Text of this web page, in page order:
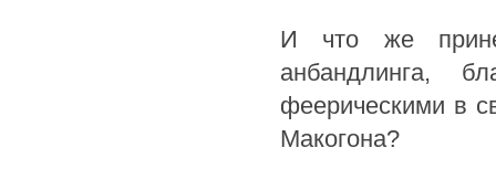
И что же
анбандлинга,
феерическими в
Макогона?